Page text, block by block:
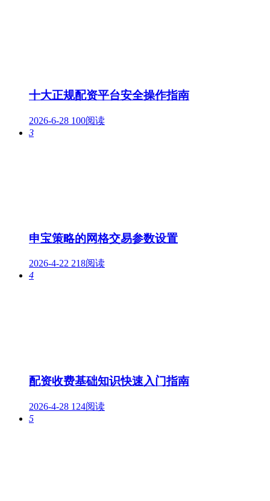
十大正规配资平台安全操作指南
2026-6-28 100阅读
3
申宝策略的网格交易参数设置
2026-4-22 218阅读
4
配资收费基础知识快速入门指南
2026-4-28 124阅读
5